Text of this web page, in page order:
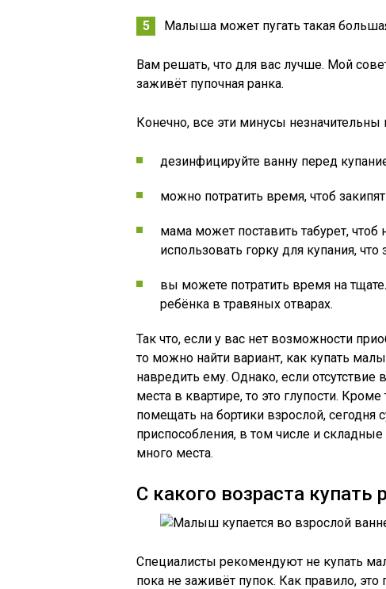
Малыша может пугать такая
Вам решать, что для вас лучше. Мой
заживёт пупочная ранка.
Конечно, все эти минусы
дезинфицируйте ванну перед
можно потратить время, чтоб
мама может поставить табурет, чтоб
использовать горку для купания,
вы можете потратить время на
ребёнка в травяных отварах.
Так что, если у вас нет возможности
то можно найти вариант, как купать
навредить ему. Однако, если
места в квартире, то это глупости.
помещать на бортики взрослой, сегодня
приспособления, в том числе и
много места.
С какого возраста купать
Специалисты рекомендуют не купать
пока не заживёт пупок. Как правило,